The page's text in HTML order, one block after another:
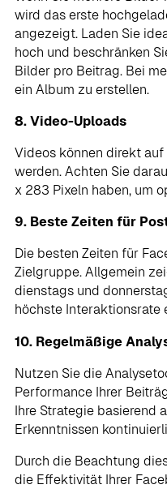
wird das erste
angezeigt. Laden Sie
hoch und beschränken
Bilder pro Beitrag. Bei
ein Album zu erstellen.
8. Video-Uploads
Videos können direkt
werden. Achten Sie
x 283 Pixeln haben, um
9. Beste Zeiten für
Die besten Zeiten für
Zielgruppe. Allgemein
dienstags und
höchste Interaktionsrate
10. Regelmäßige
Nutzen Sie die
Performance Ihrer
Ihre Strategie basierend
Erkenntnissen
Durch die Beachtung
die Effektivität Ihrer